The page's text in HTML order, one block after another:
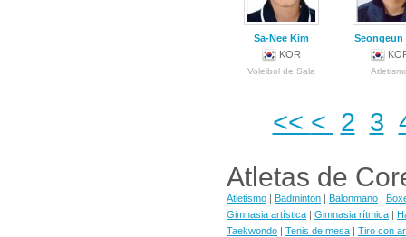
Sa-Nee Kim
KOR
Voleibol de Sala
Seongeun
<< < 2 3
Atletas de
Atletismo | Badminton | Balonmano |
Gimnasia artística | Gimnasia rítmica |
Taekwondo | Tenis de mesa | Tiro con